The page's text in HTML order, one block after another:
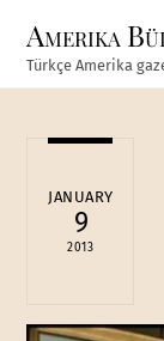
content
Amerika
Türkçe Amerika
JANUARY
9
2013